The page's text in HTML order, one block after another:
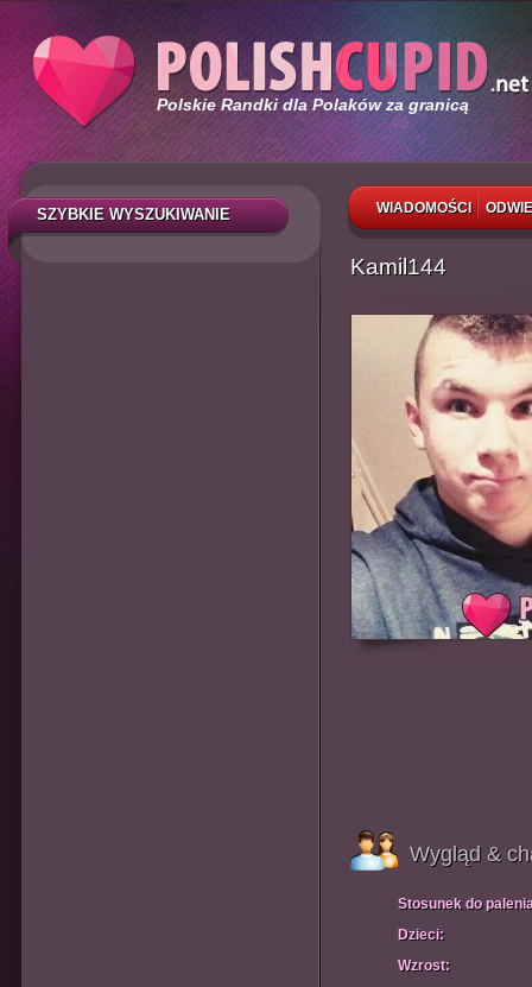
Polskie Randki dla Polaków za granicą
WIADOMOŚCI
SZYBKIE WYSZUKIWANIE
Kamil144
Wygląd &
Stosunek do
Dzieci:
Wzrost: